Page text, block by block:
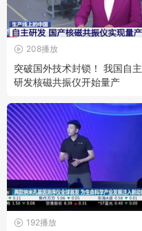
208播放
突破国外技术封锁！ 我国自主
研发核磁共振仪开始量产
192播放